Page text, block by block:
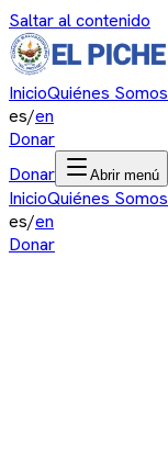
Saltar al contenido
InicioQuiénes Somos
es/en
Donar
Donar
Abrir menú
InicioQuiénes Somos
es/en
Donar